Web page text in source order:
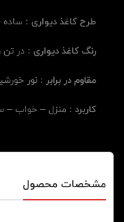
طرح کاغذ دیواری :
رنگ کاغذ دیواری : در
مقاوم در برابر : نور
کاربرد : منزل – خواب –
مشخصات محصول